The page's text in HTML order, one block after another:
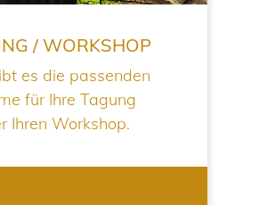
/ WORKSHOP
es die passenden
für Ihre Tagung
Ihren Workshop.